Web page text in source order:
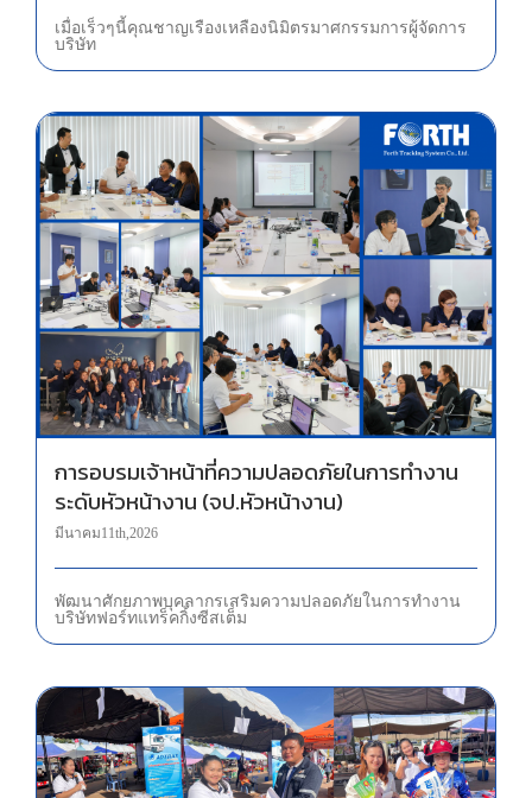
เมื่อเร็วๆ นี้ คุณชาญเรือง เหลืองนิมิตรมาศ กรรมการผู้จัดการ
บริษัท
การอบรมเจ้าหน้าที่ความปลอดภัยในการทำงาน
ระดับหัวหน้างาน (จป.หัวหน้างาน)
มีนาคม 11th, 2026
พัฒนาศักยภาพบุคลากร เสริมความปลอดภัยในการทำงาน
บริษัท ฟอร์ท แทร็คกิ้ง ซีสเต็ม